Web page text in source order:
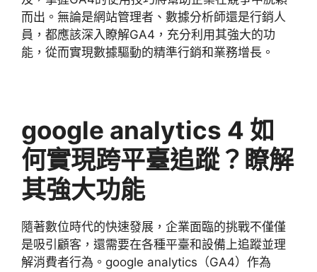
而出。無論是網站管理者、數據分析師還是行銷人
員，都應該深入瞭解GA4 ，充分利用其強大的功
能，從而實現數據驅動的精準行銷和業務增長。
google analytics 4 如
何實現跨平臺追蹤？瞭解
其強大功能
隨著數位時代的快速發展，企業面臨的挑戰不僅僅
是吸引顧客，還需要在各種平臺和設備上追蹤並理
解消費者行為。 google analytics （GA4）作為